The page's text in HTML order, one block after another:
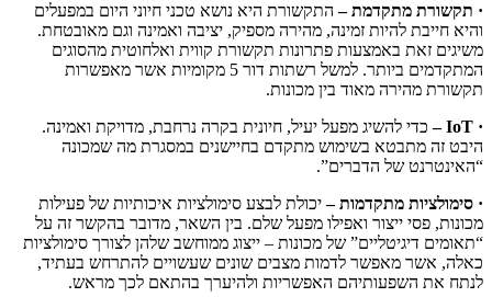
· תקשורת מתקדמת –התקשורת היא נושא טכני חיוני היום במפעלים
והיא חייבת להיות זמינה, מהירה מספיק, יציבה ואמינה וגם מאובטחת.
משיגים זאת באמצעות פתרונות תקשורת קווית ואלחוטית מהסוגים
המתקדמים ביותר. למשל רשתות דור 5 מקומיות אשר מאפשרות
תקשורת מהירה מאוד בין מכונות.
· IoT
– כדי להשיג מפעל יעיל, חיונית בקרה נרחבת, מדויקת ואמינה.
היבט זה מתבטא בשימוש מתקדם בחיישנים במסגרת מה שמכונה
“האינטרנט של הדברים”.
· סימולציות מתקדמות –יכולת לבצע סימולציות איכותיות של פעילות
מכונות, פסי ייצור ואפילו מפעל שלם. בין השאר, מדובר בהקשר זה על
“תאומים דיגיטליים” של מכונות – ייצוג ממוחשב שלהן לצורך סימולציות
כאלה, אשר מאפשר לדמות מצבים שונים שעשויים להתרחש בעתיד,
לנתח את השפעותיהם האפשריות ולהיערך בהתאם לכך מראש.